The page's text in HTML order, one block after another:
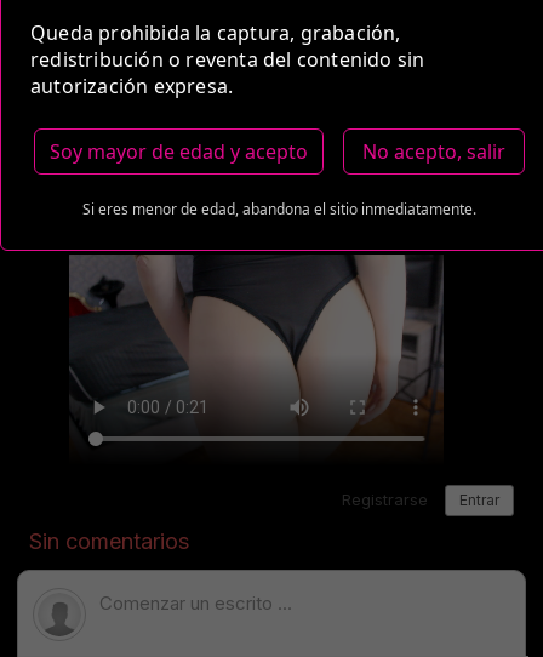
Queda prohibida la captura, grabación,
redistribución o reventa del contenido sin
autorización expresa.
Soy mayor de edad y acepto No acepto, salir
Si eres menor de edad, abandona el sitio inmediatamente.
Medio de Pago: